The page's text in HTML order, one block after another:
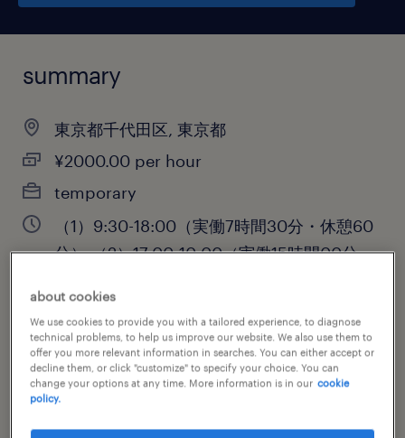
summary
東京都千代田区, 東京都
¥2000.00 per hour
temporary
（1）9:30-18:00（実働7時間30分・休憩60
分）,（2）17:00-10:00（実働15時間00分・
job category
information technology
about cookies
We use cookies to provide you with a tailored experience, to diagnose
technical problems, to help us improve our website. We also use them to
offer you more relevant information in searches. You can either accept or
decline them, or click "customize" to specify your choice. You can
change your options at any time. More information is in our cookie
policy.